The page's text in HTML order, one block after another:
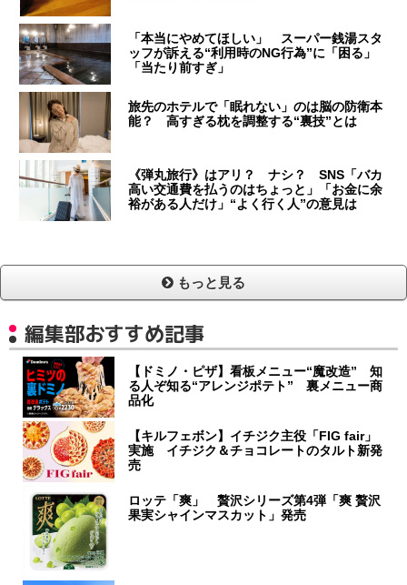
「本当にやめてほしい」 スーパー銭湯スタ
ッフが訴える“利用時のNG行為”に「困る」
「当たり前すぎ」
旅先のホテルで「眠れない」のは脳の防衛本
能？ 高すぎる枕を調整する“裏技”とは
《弾丸旅行》はアリ？ ナシ？ SNS「バカ
高い交通費を払うのはちょっと」「お金に余
裕がある人だけ」“よく行く人”の意見は
もっと見る
編集部おすすめ記事
【ドミノ・ピザ】看板メニュー“魔改造” 知
る人ぞ知る“アレンジポテト” 裏メニュー商
品化
【キルフェボン】イチジク主役「FIG fair」
実施 イチジク＆チョコレートのタルト新発
売
ロッテ「爽」 贅沢シリーズ第4弾「爽 贅沢
果実シャインマスカット」発売